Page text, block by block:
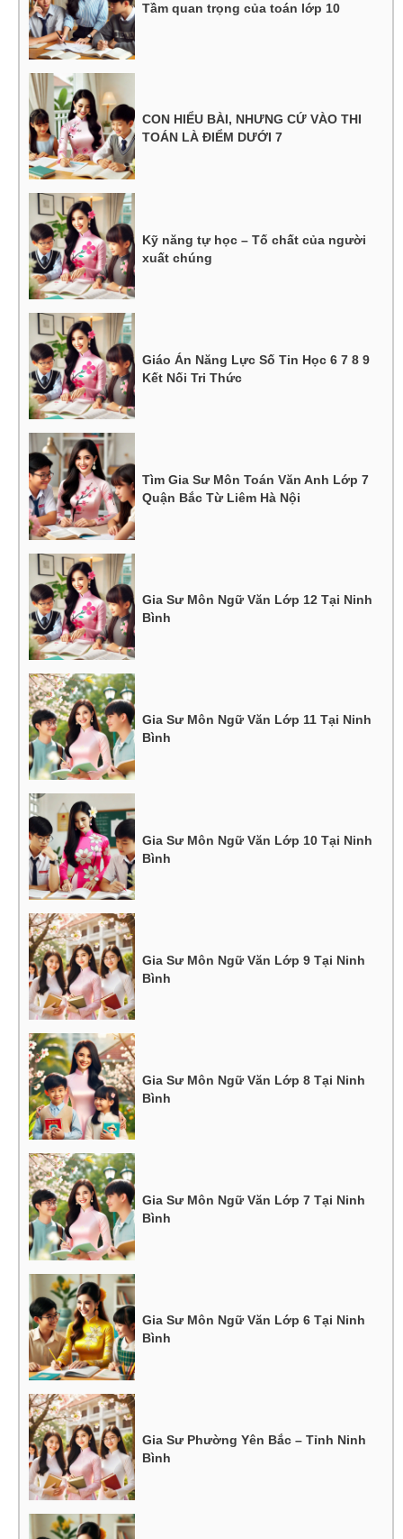
Tầm quan trọng của toán lớp 10
CON HIỂU BÀI, NHƯNG CỨ VÀO THI
TOÁN LÀ ĐIỂM DƯỚI 7
Kỹ năng tự học – Tố chất của người
xuất chúng
Giáo Án Năng Lực Số Tin Học 6 7 8 9
Kết Nối Tri Thức
Tìm Gia Sư Môn Toán Văn Anh Lớp 7
Quận Bắc Từ Liêm Hà Nội
Gia Sư Môn Ngữ Văn Lớp 12 Tại Ninh
Bình
Gia Sư Môn Ngữ Văn Lớp 11 Tại Ninh
Bình
Gia Sư Môn Ngữ Văn Lớp 10 Tại Ninh
Bình
Gia Sư Môn Ngữ Văn Lớp 9 Tại Ninh
Bình
Gia Sư Môn Ngữ Văn Lớp 8 Tại Ninh
Bình
Gia Sư Môn Ngữ Văn Lớp 7 Tại Ninh
Bình
Gia Sư Môn Ngữ Văn Lớp 6 Tại Ninh
Bình
Gia Sư Phường Yên Bắc – Tỉnh Ninh
Bình